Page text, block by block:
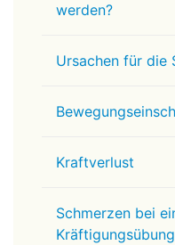
werden?
Ursachen für die
Kraftverlust
Schmerzen bei